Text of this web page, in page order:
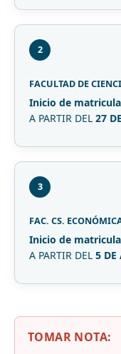
2
FACULTAD DE
Inicio de
A PARTIR DEL 27
3
FAC. CS.
Inicio de
A PARTIR DEL 5 DE
TOMAR NOTA: